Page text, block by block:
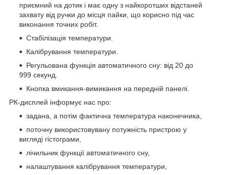
приємний на дотик і має одну з найкоротших відстаней
захвату від ручки до місця пайки, що корисно під час
виконання точних робіт.
Стабілізація температури.
Калібрування температури.
Регульована функція автоматичного сну: від 20 до
999 секунд.
Кнопка вмикання-вимикання на передній панелі.
РК-дисплей інформує нас про:
задана, а потім фактична температура наконечника,
поточну використовувану потужність пристрою у
вигляді гістограми,
лічильник функції автоматичного сну,
налаштування калібрування температури,